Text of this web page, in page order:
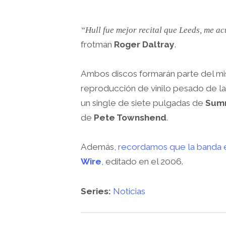
“Hull fue mejor recital que Leeds, me
frotman Roger Daltray.
Ambos discos formarán parte del
reproducción de vinilo pesado de
un single de siete pulgadas de
de Pete Townshend.
Además, recordamos que la banda
Wire, editado en el 2006.
Series: Noticias